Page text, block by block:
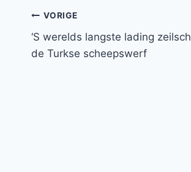
Bericht
navigatie
VORIGE
‘S werelds langste lading
de Turkse scheepswerf